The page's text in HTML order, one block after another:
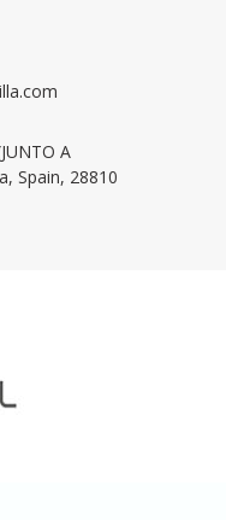
A
Spain, 28810